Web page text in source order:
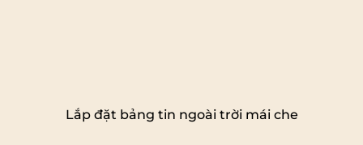
Lắp đặt bảng tin ngoài trời mái che